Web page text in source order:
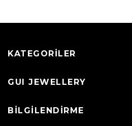
KATEGORILER
GUI JEWELLERY
BILGILENDIRME